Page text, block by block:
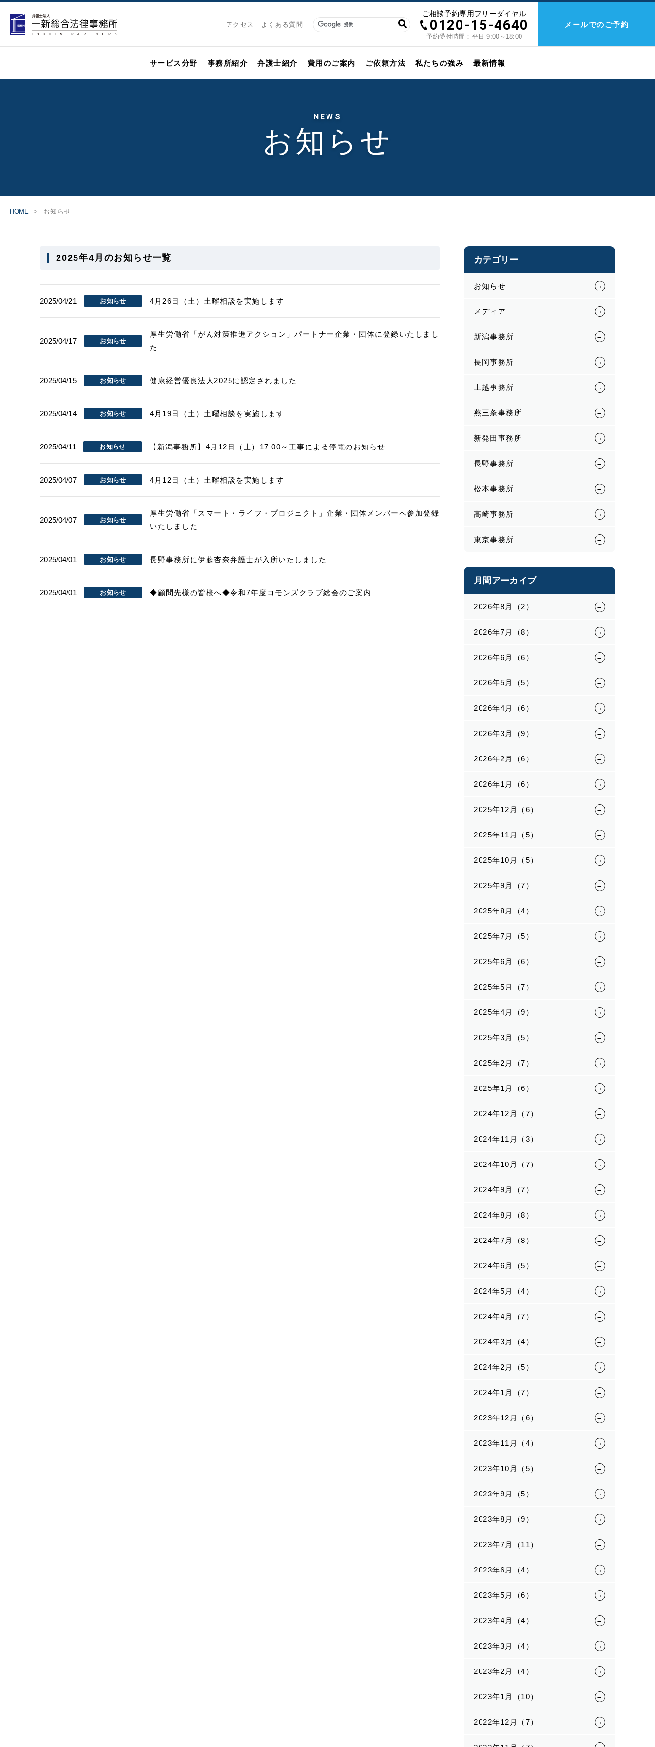
アクセス よくある質問
ご相談予約専用フリーダイヤル
0120-15-4640
予約受付時間：平日 9:00～18:00
メールでのご予約
サービス分野 事務所紹介 弁護士紹介 費用のご案内 ご依頼方法 私たちの強み 最新情報
NEWS
お知らせ
HOME お知らせ
2025年4月のお知らせ一覧
2025/04/21 お知らせ 4月26日（土）土曜相談を実施します
2025/04/17 お知らせ
厚生労働省「がん対策推進アクション」パートナー企業・団体に登録いたしまし
た
2025/04/15 お知らせ 健康経営優良法人2025に認定されました
2025/04/14 お知らせ 4月19日（土）土曜相談を実施します
2025/04/11 お知らせ 【新潟事務所】4月12日（土）17:00～工事による停電のお知らせ
2025/04/07 お知らせ 4月12日（土）土曜相談を実施します
2025/04/07 お知らせ
厚生労働省「スマート・ライフ・プロジェクト」企業・団体メンバーへ参加登録
いたしました
2025/04/01 お知らせ 長野事務所に伊藤杏奈弁護士が入所いたしました
2025/04/01 お知らせ ◆顧問先様の皆様へ◆令和7年度コモンズクラブ総会のご案内
カテゴリー
お知らせ
メディア
新潟事務所
長岡事務所
上越事務所
燕三条事務所
新発田事務所
長野事務所
松本事務所
高崎事務所
東京事務所
月間アーカイブ
2026年8月（2）
2026年7月（8）
2026年6月（6）
2026年5月（5）
2026年4月（6）
2026年3月（9）
2026年2月（6）
2026年1月（6）
2025年12月（6）
2025年11月（5）
2025年10月（5）
2025年9月（7）
2025年8月（4）
2025年7月（5）
2025年6月（6）
2025年5月（7）
2025年4月（9）
2025年3月（5）
2025年2月（7）
2025年1月（6）
2024年12月（7）
2024年11月（3）
2024年10月（7）
2024年9月（7）
2024年8月（8）
2024年7月（8）
2024年6月（5）
2024年5月（4）
2024年4月（7）
2024年3月（4）
2024年2月（5）
2024年1月（7）
2023年12月（6）
2023年11月（4）
2023年10月（5）
2023年9月（5）
2023年8月（9）
2023年7月（11）
2023年6月（4）
2023年5月（6）
2023年4月（4）
2023年3月（4）
2023年2月（4）
2023年1月（10）
2022年12月（7）